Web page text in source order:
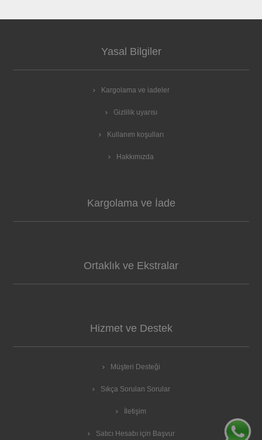
Yasal Bilgiler
Kargolama ve iadeler
Gizlilik uyarısı
Kullanım koşulları
Hakkımızda
Kargolama ve İade
Ortaklık ve Ekstralar
Hizmet ve Destek
Müşteri Desteği
Sıkça Sorulan Sorular
İletişim
Satıcı Hesabı için Başvur